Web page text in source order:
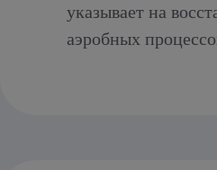
указывает на
аэробных